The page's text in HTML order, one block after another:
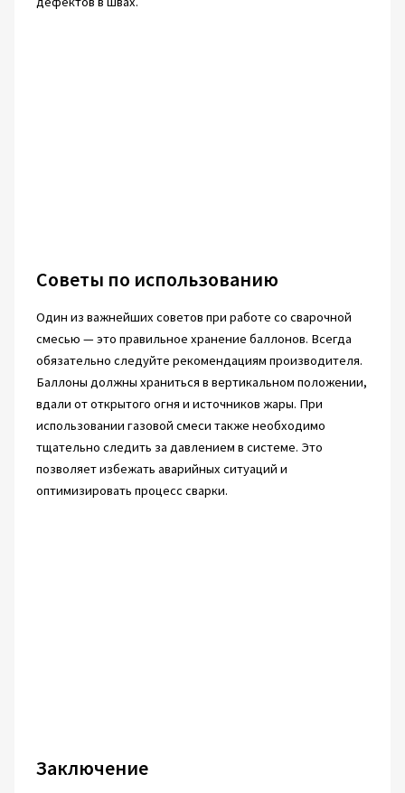
Советы по использованию
Один из важнейших советов при работе со сварочной
смесью — это правильное хранение баллонов. Всегда
обязательно следуйте рекомендациям производителя.
Баллоны должны храниться в вертикальном положении,
вдали от открытого огня и источников жары. При
использовании газовой смеси также необходимо
тщательно следить за давлением в системе. Это
позволяет избежать аварийных ситуаций и
оптимизировать процесс сварки.
Заключение